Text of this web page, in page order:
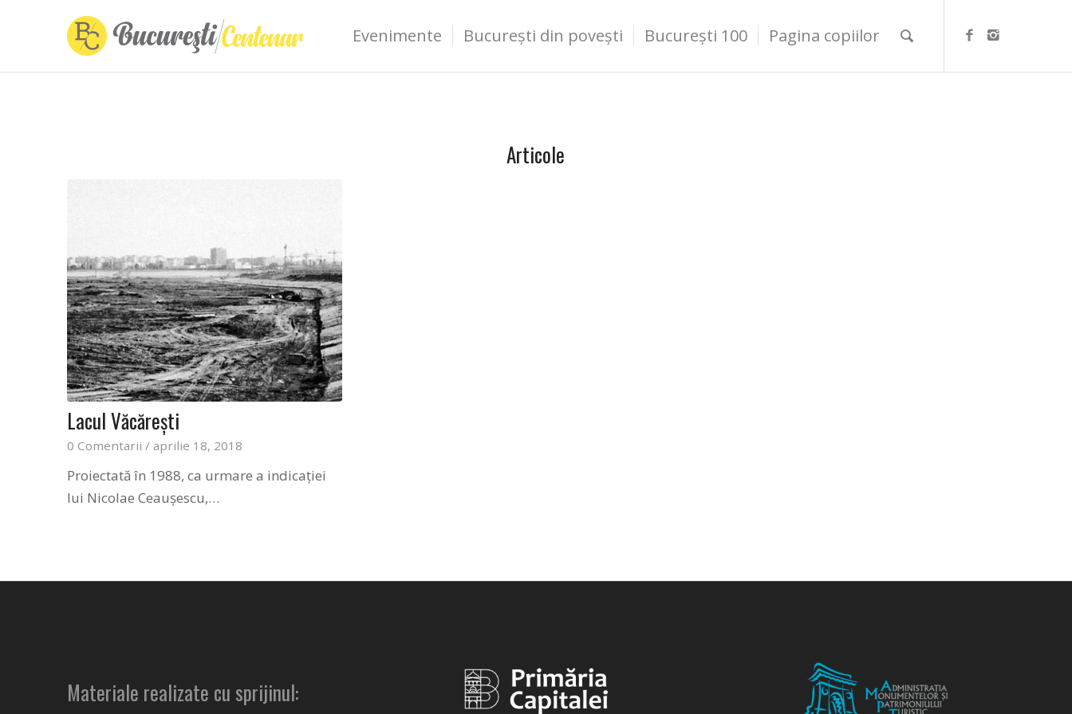
Evenimente București din povești București 100 Pagina copiilor
Articole
Lacul Văcăreşti
0 Comentarii / aprilie 18, 2018
Proiectată în 1988, ca urmare a indicaţiei
lui Nicolae Ceauşescu,…
Materiale realizate cu sprijinul: